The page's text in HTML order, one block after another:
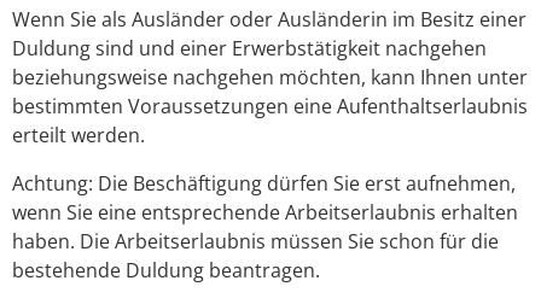
Wenn Sie als Ausländer oder Ausländerin im Besitz einer
Duldung sind und einer Erwerbstätigkeit nachgehen
beziehungsweise nachgehen möchten, kann Ihnen unter
bestimmten Voraussetzungen eine Aufenthaltserlaubnis
erteilt werden.
Achtung: Die Beschäftigung dürfen Sie erst aufnehmen,
wenn Sie eine entsprechende Arbeitserlaubnis erhalten
haben. Die Arbeitserlaubnis müssen Sie schon für die
bestehende Duldung beantragen.